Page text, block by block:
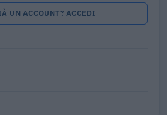
UN ACCOUNT? ACCEDI